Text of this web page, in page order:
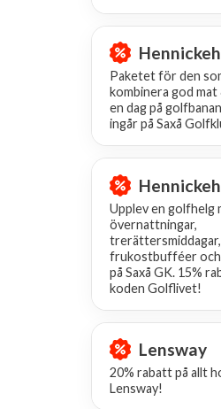
Paketet för den
kombinera god mat
en dag på
ingår på Saxå
Upplev en golfhelg
övernattningar,
trerättersmiddagar,
frukostbufféer
på Saxå GK. 15%
koden Golflivet!
Lensway
20% rabatt på allt
Lensway!